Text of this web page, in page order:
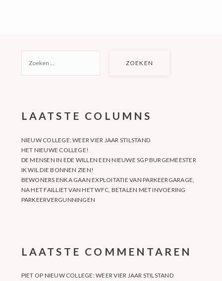
NAAR:
LAATSTE COLUMNS
NIEUW COLLEGE: WEER VIER JAAR STILSTAND
HET NIEUWE COLLEGE!
DE MENSEN IN EDE WILLEN EEN NIEUWE SGP BURGEMEESTER
IK WIL DIE BONNEN ZIEN!
BEWONERS ENKA GAAN EXPLOITATIE VAN PARKEERGARAGE,
NA HET FAILLIET VAN HET WFC, BETALEN MET INVOERING
PARKEERVERGUNNINGEN
LAATSTE COMMENTAREN
PIET OP NIEUW COLLEGE: WEER VIER JAAR STILSTAND